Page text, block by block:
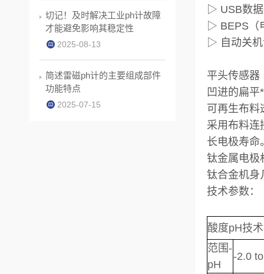
▷ USB数
▷ BEPS（
▷ 自动关机
平头传感器
凹进的扁
可再生布料
采用布料连
长电极寿命
钛金属电极
钛合金机身
技术参数：
酸度pH
范围-
pH
-2.0
切记！及时解决工业ph计故障
才能避免影响其稳定性
2025-08-13
简述雷磁ph计的主要组成部件
功能特点
2025-07-15